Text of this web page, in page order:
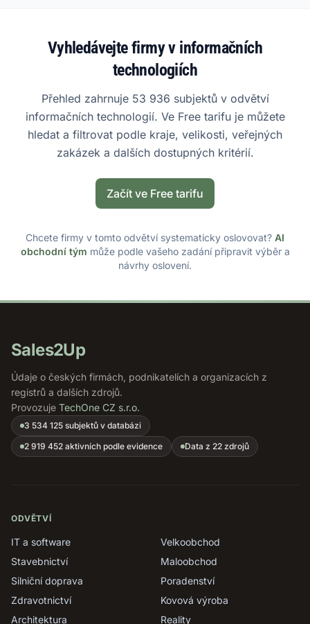
Vyhledávejte firmy v informačních
technologiích
Přehled zahrnuje 53 936 subjektů v odvětví
informačních technologií. Ve Free tarifu je můžete
hledat a filtrovat podle kraje, velikosti, veřejných
zakázek a dalších dostupných kritérií.
Začít ve Free tarifu
Chcete firmy v tomto odvětví systematicky oslovovat? AI
obchodní tým může podle vašeho zadání připravit výběr a
návrhy oslovení.
Sales2Up
Údaje o českých firmách, podnikatelích a organizacích z
registrů a dalších zdrojů.
Provozuje TechOne CZ s.r.o.
3 534 125 subjektů v databázi
2 919 452 aktivních podle evidence
Data z 22 zdrojů
ODVĚTVÍ
IT a software
Stavebnictví
Silniční doprava
Zdravotnictví
Architektura
Velkoobchod
Maloobchod
Poradenství
Kovová výroba
Reality